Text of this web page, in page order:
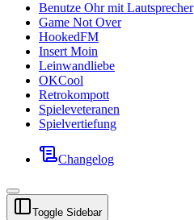
Benutze Ohr mit Lautsprecher
Game Not Over
HookedFM
Insert Moin
Leinwandliebe
OKCool
Retrokompott
Spieleveteranen
Spielvertiefung
Changelog
Toggle Sidebar